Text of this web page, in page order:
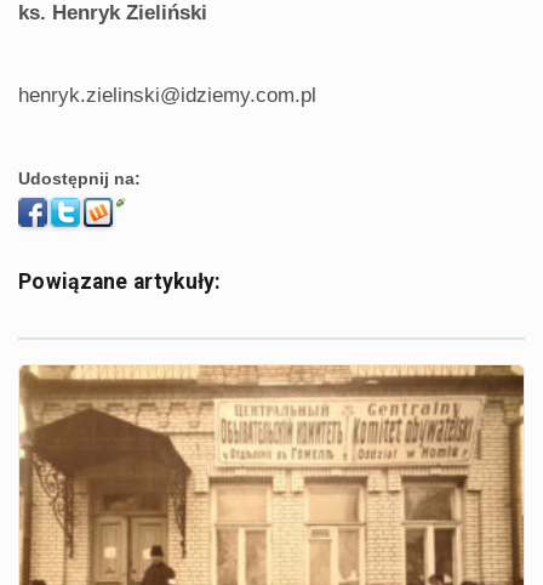
ks. Henryk Zieliński
henryk.zielinski@idziemy.com.pl
Udostępnij na:
Powiązane artykuły: